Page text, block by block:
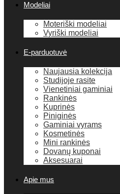
Modeliai
Moteriški modeliai
Vyriški modeliai
E-parduotuvė
Naujausia kolekcija
Studijoje rasite
Vienetiniai gaminiai
Rankinės
Kuprinės
Piniginės
Gaminiai vyrams
Kosmetinės
Mini rankinės
Dovanų kuponai
Aksesuarai
Apie mus